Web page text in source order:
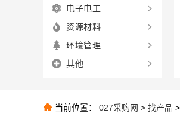
电子电工
资源材料
环境管理
其他
当前位置： 027采购网 > 找产品 >